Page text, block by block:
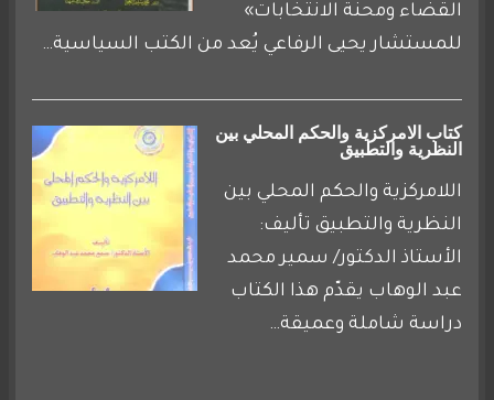
القضاء ومحنة الانتخابات»
للمستشار يحيى الرفاعي يُعد من الكتب السياسية…
كتاب الامركزية والحكم المحلي بين
النظرية والتطبيق
اللامركزية والحكم المحلي بين
النظرية والتطبيق تأليف:
الأستاذ الدكتور/ سمير محمد
عبد الوهاب يقدّم هذا الكتاب
دراسة شاملة وعميقة…